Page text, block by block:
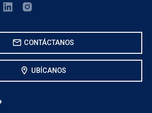
mail CONTÁCTANOS
location_on UBÍCANOS